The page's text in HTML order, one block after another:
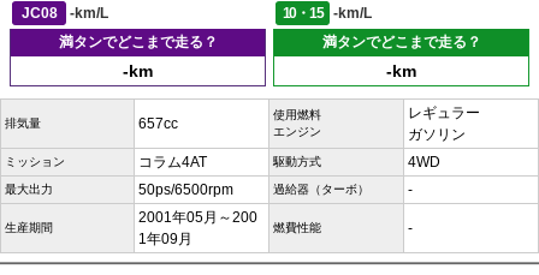
JC08
-km/L 10・15
-km/L
満タンでどこまで走る？
-km
満タンでどこまで走る？
-km
排気量 657cc
使用燃料
エンジン
レギュラー
ガソリン
ミッション コラム4AT 駆動方式 4WD
最大出力 50ps/6500rpm 過給器（ターボ） -
生産期間
2001年05月～200
1年09月
燃費性能 -